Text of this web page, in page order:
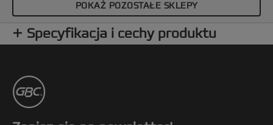
POKAŻ POZOSTAŁE SKLEPY
Specyfikacja i cechy produktu